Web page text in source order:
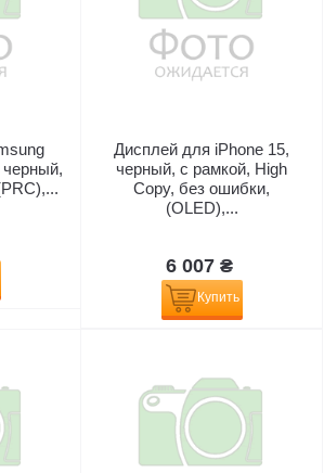
Дисплей для iPhone 15,
черный, с рамкой, High
Copy, без ошибки,
(OLED),...
6 007 ₴
Купить